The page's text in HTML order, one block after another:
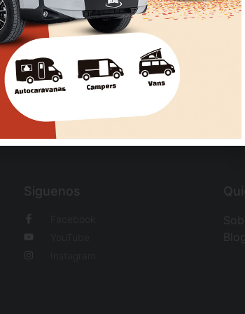
Siguenos
Blog